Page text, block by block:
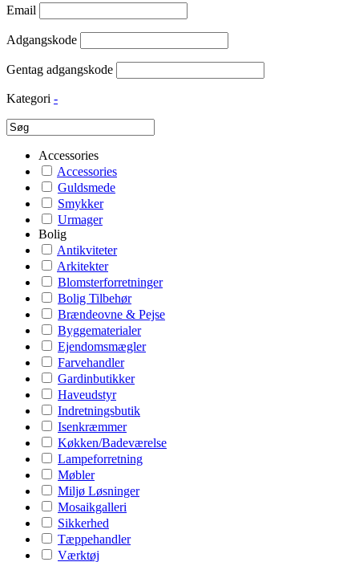
Email
Adgangskode
Gentag adgangskode
Kategori -
Accessories
Accessories
Guldsmede
Smykker
Urmager
Bolig
Antikviteter
Arkitekter
Blomsterforretninger
Bolig Tilbehør
Brændeovne & Pejse
Byggematerialer
Ejendomsmægler
Farvehandler
Gardinbutikker
Haveudstyr
Indretningsbutik
Isenkræmmer
Køkken/Badeværelse
Lampeforretning
Møbler
Miljø Løsninger
Mosaikgalleri
Sikkerhed
Tæppehandler
Værktøj